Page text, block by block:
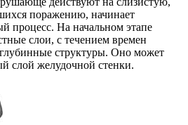
поражению, начинает
процесс. На начальном этапе
слои, с течением времен
структуры. Оно может
слой желудочной стенки.